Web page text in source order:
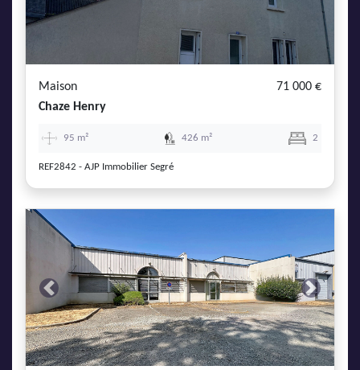
Maison
71 000 €
Chaze Henry
95 m² 426 m² 2
REF2842 - AJP Immobilier Segré
Previous Next